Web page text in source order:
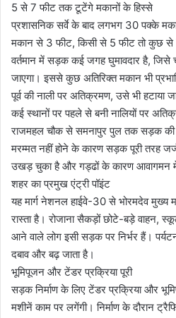
5 से 7 फीट तक टूटेंगे मकानों के हिस्से
प्रशासनिक सर्वे के बाद लगभग 30 पक्के
मकान से 3 फीट, किसी से 5 फीट तो कुछ से
वर्तमान में सड़क कई जगह घुमावदार है, जिसे
जाएगा। इससे कुछ अतिरिक्त मकान भी
पूर्व की नाली पर अतिक्रमण, उसे भी हटाया
कई स्थानों पर पहले से बनी नालियों पर
राजमहल चौक से समनापुर पुल तक सड़क की
मरम्मत नहीं होने के कारण सड़क पूरी तरह
उखड़ चुका है और गड्ढों के कारण आवागमन में
शहर का प्रमुख एंट्री पॉइंट
यह मार्ग नेशनल हाईवे-30 से भोरमदेव मुख्य
रास्ता है। रोजाना सैकड़ों छोटे-बड़े वाहन,
आने वाले लोग इसी सड़क पर निर्भर हैं।
दबाव और बढ़ जाता है।
भूमिपूजन और टेंडर प्रक्रिया पूरी
सड़क निर्माण के लिए टेंडर प्रक्रिया और
मशीनें काम पर लगेंगी। निर्माण के दौरान